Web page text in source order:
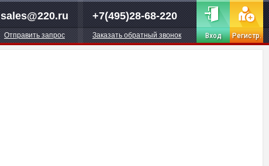
sales@220.ru
Отправить запрос
+7(495)28-68-220
Заказать обратный звонок Вход Регистр.